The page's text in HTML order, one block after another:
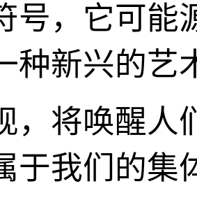
号，它可能
种新兴的艺
，将唤醒人
于我们的集